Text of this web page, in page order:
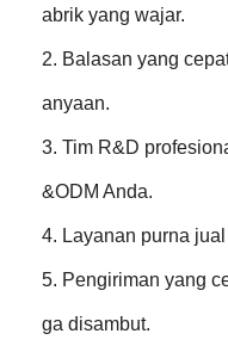
abrik yang wajar.
2. Balasan yang
anyaan.
3. Tim R&D
&ODM Anda.
4. Layanan purna
5. Pengiriman yang
ga disambut.